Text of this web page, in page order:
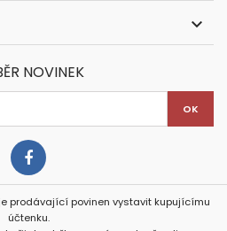

NOVINEK
prodávající povinen vystavit kupujícímu
účtenku.